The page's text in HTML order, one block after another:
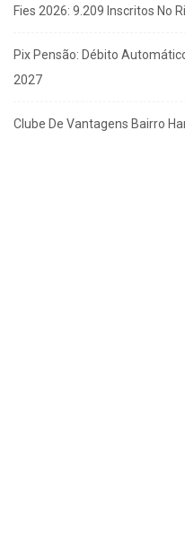
Fies 2026: 9.209 Inscritos No
Pix Pensão: Débito
2027
Clube De Vantagens Bairro